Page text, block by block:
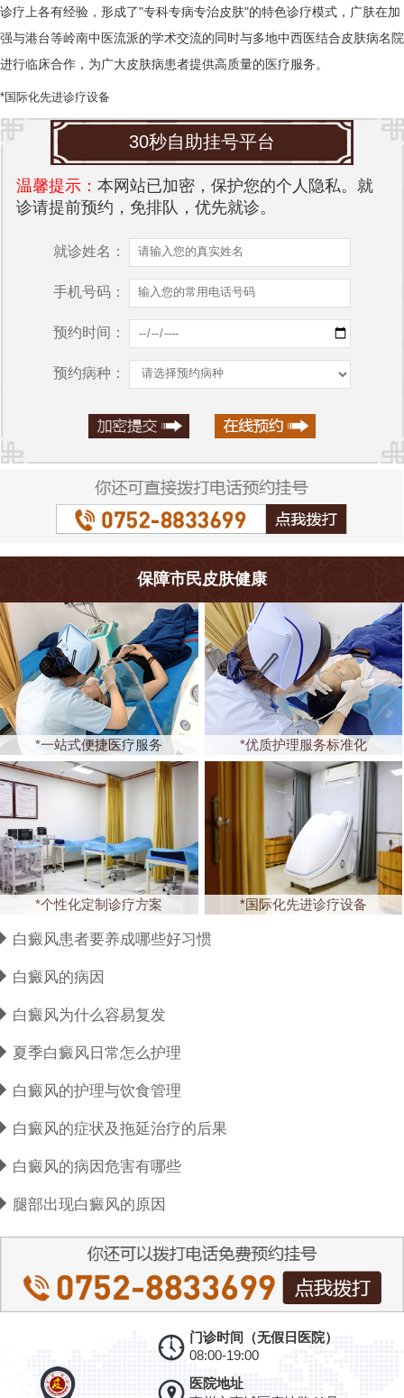
诊疗上各有经验，形成了"专科专病专治皮肤"的特色诊疗模式，广肤在加
强与港台等岭南中医流派的学术交流的同时与多地中西医结合皮肤病名院
进行临床合作，为广大皮肤病患者提供高质量的医疗服务。
*国际化先进诊疗设备
30秒自助挂号平台
温馨提示： 本网站已加密，保护您的个人隐私。就
诊请提前预约，免排队，优先就诊。
就诊姓名：
手机号码：
预约时间：
预约病种：
保障市民皮肤健康
*一站式便捷医疗服务 *优质护理服务标准化
*个性化定制诊疗方案 *国际化先进诊疗设备
白癜风患者要养成哪些好习惯
白癜风的病因
白癜风为什么容易复发
夏季白癜风日常怎么护理
白癜风的护理与饮食管理
白癜风的症状及拖延治疗的后果
白癜风的病因危害有哪些
腿部出现白癜风的原因
门诊时间（无假日医院）
08:00-19:00
医院地址